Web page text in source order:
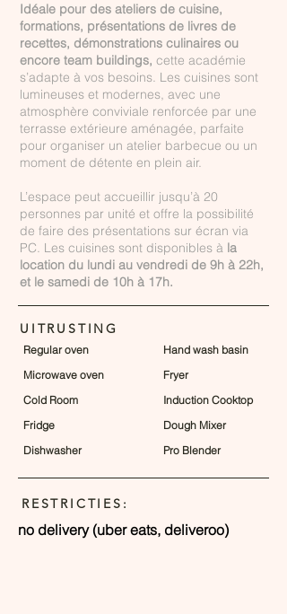
Idéale pour des ateliers de cuisine,
formations, présentations de livres de
recettes, démonstrations culinaires ou
encore team buildings, cette académie
s’adapte à vos besoins. Les cuisines sont
lumineuses et modernes, avec une
atmosphère conviviale renforcée par une
terrasse extérieure aménagée, parfaite
pour organiser un atelier barbecue ou un
moment de détente en plein air.
L’espace peut accueillir jusqu’à 20
personnes par unité et offre la possibilité
de faire des présentations sur écran via
PC. Les cuisines sont disponibles à la
location du lundi au vendredi de 9h à 22h,
et le samedi de 10h à 17h.
UITRUSTING
Regular oven
Microwave oven
Cold Room
Fridge
Dishwasher
Hand wash basin
Fryer
Induction Cooktop
Dough Mixer
Pro Blender
RESTRICTIES:
no delivery (uber eats, deliveroo)